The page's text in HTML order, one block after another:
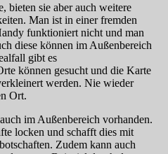
bieten sie aber auch weitere
Man ist in einer fremden
funktioniert nicht und man
diese können im Außenbereich
gibt es
können gesucht und die Karte
werden. Nie wieder
Ort.
im Außenbereich vorhanden.
locken und schafft dies mit
Zudem kann auch